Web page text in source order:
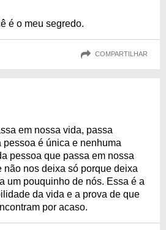
é o meu segredo.
COMPARTILHAR
em nossa vida, passa
é única e nenhuma
pessoa que passa em nossa
não nos deixa só porque deixa
um pouquinho de nós. Essa é a
da vida e a prova de que
por acaso.